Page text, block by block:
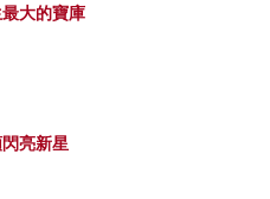
大的寶庫
亮新星